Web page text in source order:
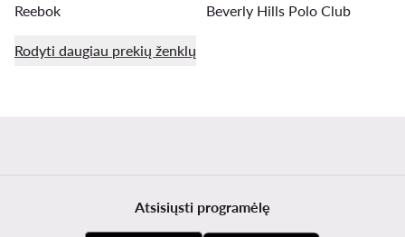
Reebok Beverly Hills Polo Club
Rodyti daugiau prekių ženklų
Atsisiųsti programėlę